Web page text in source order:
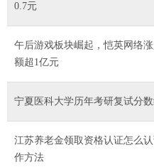
0.7元
午后游戏板块崛起，恺英网络
额超1亿元
宁夏医科大学历年考研复试分数
江苏养老金领取资格认证怎么
作方法